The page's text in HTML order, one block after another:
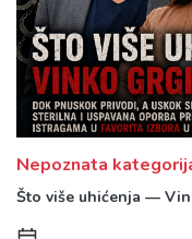
Nepoznata
Što više uhićenja —